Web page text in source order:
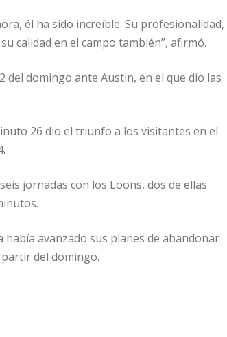
él ha sido increíble. Su profesionalidad,
calidad en el campo también”, afirmó.
del domingo ante Austin, en el que dio las
26 dio el triunfo a los visitantes en el
jornadas con los Loons, dos de ellas
había avanzado sus planes de abandonar
del domingo.